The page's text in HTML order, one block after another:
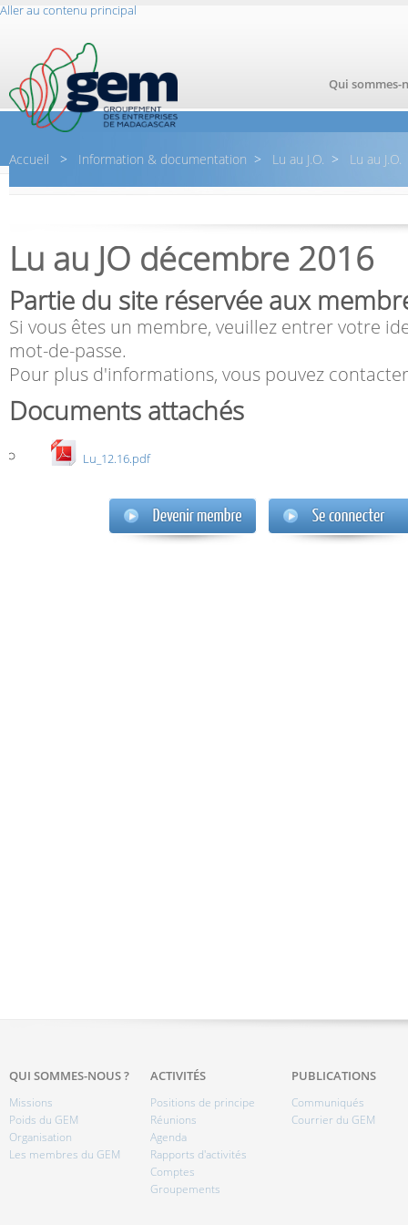
Aller au contenu principal
Qui sommes-
Accueil > Information & documentation > Lu au J.O. > Lu au J.O.
Lu au JO décembre 2016
Partie du site réservée aux
Si vous êtes un membre, veuillez entrer votre
mot-de-passe.
Pour plus d'informations, vous pouvez
Documents attachés
Lu_12.16.pdf
QUI SOMMES-NOUS ?
Missions
Poids du GEM
Organisation
Les membres du GEM
ACTIVITÉS
Positions de principe
Réunions
Agenda
Rapports d'activités
Comptes
Groupements
PUBLICATIONS
Communiqués
Courrier du GEM